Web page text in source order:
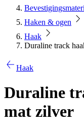
Haken & ogen
Haak
Duraline track
Haak
Duraline
mat zilver